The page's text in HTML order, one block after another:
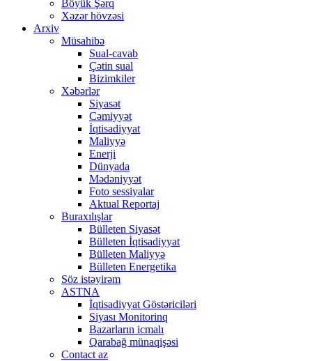
Böyük Şərq
Xəzər hövzəsi
Arxiv
Müsahibə
Sual-cavab
Çətin sual
Bizimkiler
Xəbərlər
Siyasət
Cəmiyyət
İqtisadiyyat
Maliyyə
Enerji
Dünyada
Mədəniyyət
Foto sessiyalar
Aktual Reportaj
Buraxılışlar
Bülleten Siyasət
Bülleten İqtisadiyyat
Bülleten Maliyyə
Bülleten Energetika
Söz istəyirəm
ASTNA
İqtisadiyyat Göstəriciləri
Siyası Monitorinq
Bazarların icmalı
Qarabağ münaqişəsi
Contact az